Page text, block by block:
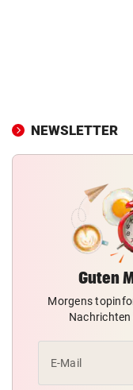
NEWSLETTER
Guten
Morgens
Nachrichten
E-Mail